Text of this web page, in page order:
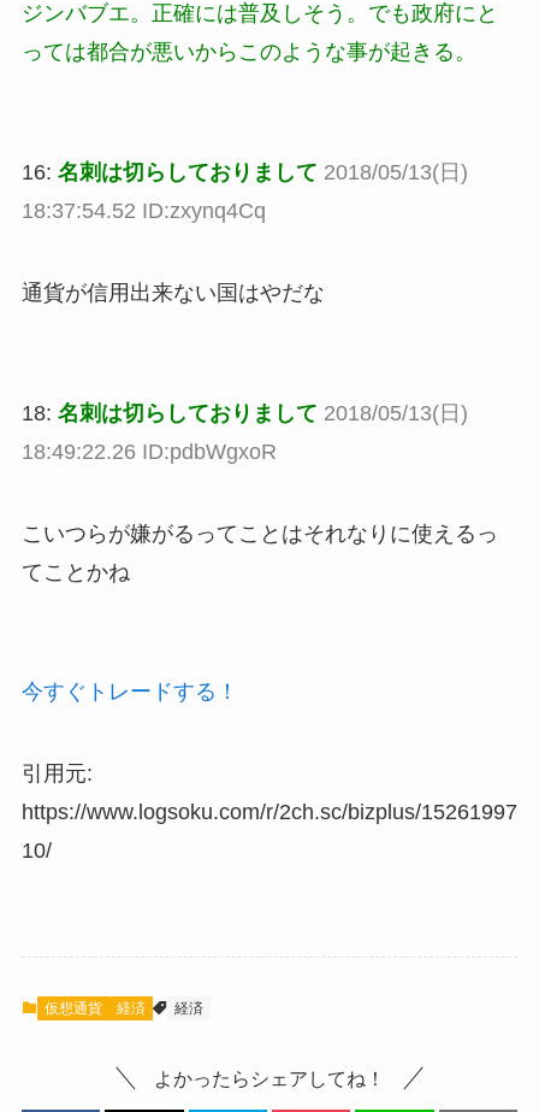
ジンバブエ。正確には普及しそう。でも政府にと
っては都合が悪いからこのような事が起きる。
16: 名刺は切らしておりまして 2018/05/13(日)
18:37:54.52 ID:zxynq4Cq
通貨が信用出来ない国はやだな
18: 名刺は切らしておりまして 2018/05/13(日)
18:49:22.26 ID:pdbWgxoR
こいつらが嫌がるってことはそれなりに使えるっ
てことかね
今すぐトレードする！
引用元:
https://www.logsoku.com/r/2ch.sc/bizplus/15261997
10/
仮想通貨 経済 経済
よかったらシェアしてね！